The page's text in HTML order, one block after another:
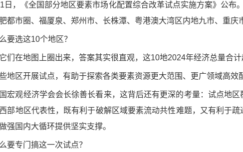
日，《全国部分地区要素市场化配置综合改革试点实施方案》公
都市圈、福厦泉、郑州市、长株潭、粤港澳大湾区内地九市、重
要选这10个地区？
们在地图上圈出来，答案其实很直观，这10地2024年经济总量合
地区开展试点，有助于探索各类要素资源更大范围、更广领域高效
宏观经济学会会长徐善长看来，这背后还有更深的考量：试点地
部地区代表性，既有利于破解区域要素流动共性难题，又有利于
强国内大循环提供坚实支撑。
要专门搞这一次试点？